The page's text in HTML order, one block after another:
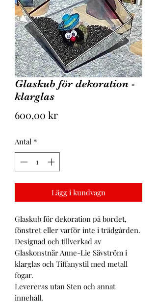
Glaskub för dekoration -
klarglas
600,00 krPris
Antal *
Lägg i kundvagn
Glaskub för dekoration på bordet,
fönstret eller varför inte i trädgården.
Designad och tillverkad av
Glaskonstnär Anne-Lie Sävström i
klarglas och Tiffanystil med metall
fogar.
Levereras utan Sten och annat
innehåll.